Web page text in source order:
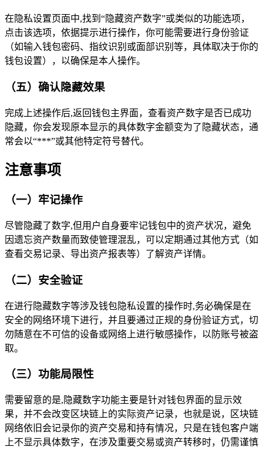
在隐私设置页面中,找到“隐藏资产数字”或类似的功能选项，
点击该选项，依据提示进行操作，你可能需要进行身份验证
（如输入钱包密码、指纹识别或面部识别等，具体取决于你的
钱包设置），以确保是本人操作。
（五）确认隐藏效果
完成上述操作后,返回钱包主界面，查看资产数字是否已成功
隐藏，你会发现原本显示的具体数字金额变为了隐藏状态，通
常会以“***”或其他特定符号替代。
注意事项
（一）牢记操作
尽管隐藏了数字,但用户自身要牢记钱包中的资产状况，避免
因遗忘资产数量而致使管理混乱，可以定期通过其他方式（如
查看交易记录、导出资产报表等）了解资产详情。
（二）安全验证
在进行隐藏数字等涉及钱包隐私设置的操作时,务必确保是在
安全的网络环境下进行，并且要通过正规的身份验证方式，切
勿随意在不可信的设备或网络上进行敏感操作，以防账号被盗
取。
（三）功能局限性
需要留意的是,隐藏数字功能主要是针对钱包界面的显示效
果，并不会改变区块链上的实际资产记录，也就是说，区块链
网络依旧会记录你的资产交易和持有情况，只是在钱包客户端
上不显示具体数字，在涉及重要交易或资产转移时，仍需谨慎